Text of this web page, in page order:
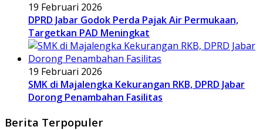
19 Februari 2026
DPRD Jabar Godok Perda Pajak Air Permukaan,
Targetkan PAD Meningkat
19 Februari 2026
SMK di Majalengka Kekurangan RKB, DPRD Jabar
Dorong Penambahan Fasilitas
Berita Terpopuler